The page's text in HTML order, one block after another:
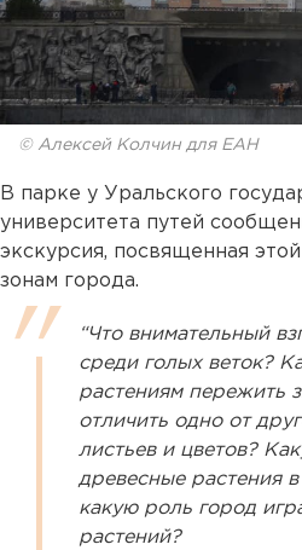
© Алексей Колчин для ЕАН
В парке у Уральского
университета путей
экскурсия, посвященная
зонам города.
“Что внимательный
среди голых веток?
растениям пережить
отличить одно от
листьев и цветов?
древесные растения
какую роль город
растений?